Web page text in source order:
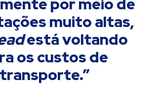
muito altas,
está voltando
os custos de
transporte.”